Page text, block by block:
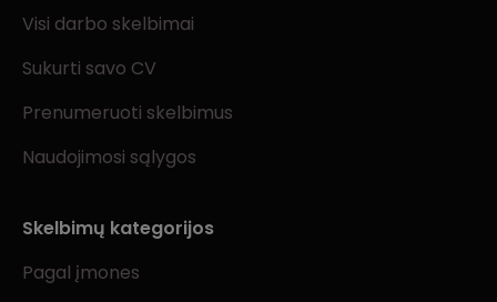
Visi darbo skelbimai
Sukurti savo CV
Prenumeruoti skelbimus
Naudojimosi sąlygos
Skelbimų kategorijos
Pagal įmones